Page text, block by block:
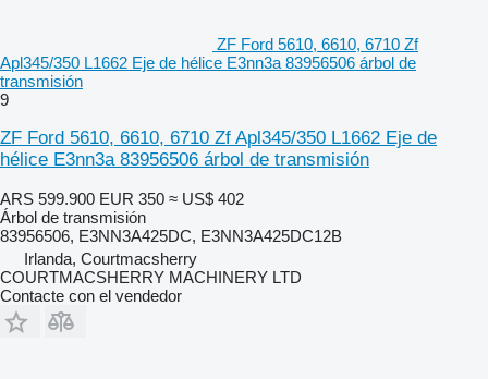
ZF Ford 5610, 6610, 6710 Zf
Apl345/350 L1662 Eje de hélice E3nn3a 83956506 árbol de
transmisión
9
ZF Ford 5610, 6610, 6710 Zf Apl345/350 L1662 Eje de
hélice E3nn3a 83956506 árbol de transmisión
ARS 599.900 EUR 350 ≈ US$ 402
Árbol de transmisión
83956506, E3NN3A425DC, E3NN3A425DC12B
Irlanda, Courtmacsherry
COURTMACSHERRY MACHINERY LTD
Contacte con el vendedor